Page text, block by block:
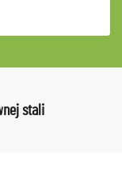
stali